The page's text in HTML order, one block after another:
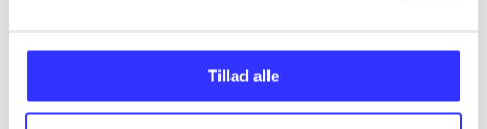
Tillad alle